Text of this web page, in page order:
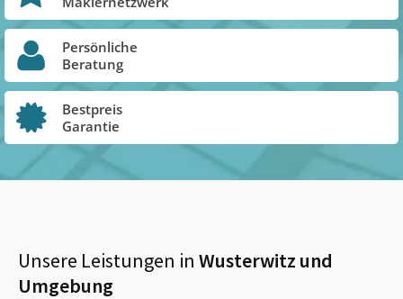
Persönliche
Beratung
Bestpreis
Garantie
Unsere Leistungen in Wusterwitz und
Umgebung